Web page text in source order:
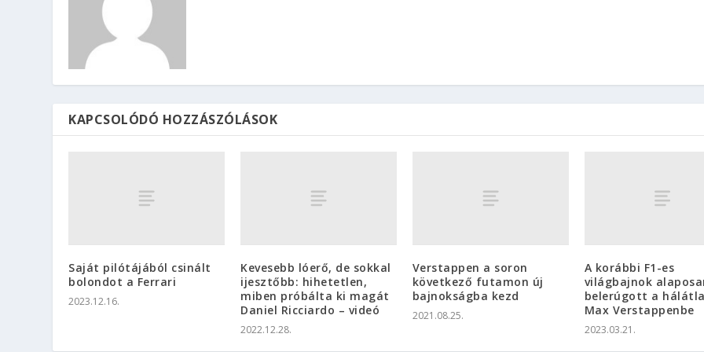
KAPCSOLÓDÓ HOZZÁSZÓLÁSOK
Saját pilótájából csinált
bolondot a Ferrari
2023.12.16.
Kevesebb lóerő, de sokkal
ijesztőbb: hihetetlen,
miben próbálta ki magát
Daniel Ricciardo – videó
2022.12.28.
Verstappen a soron
következő futamon új
bajnokságba kezd
2021.08.25.
A korábbi F1-es
világbajnok
belerúgott a
Max Verstappenbe
2023.03.21.